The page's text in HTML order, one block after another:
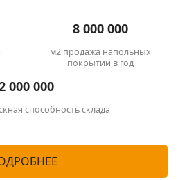
8 000 000
м2 продажа напольных
покрытий в год
000 000
способность склада